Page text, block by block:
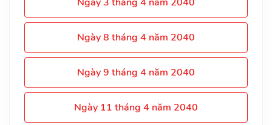
Ngày 8 tháng 4 năm 2040
Ngày 9 tháng 4 năm 2040
Ngày 11 tháng 4 năm 2040